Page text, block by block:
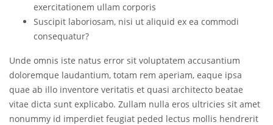
exercitationem ullam corporis
Suscipit laboriosam, nisi ut aliquid ex ea commodi
consequatur?
Unde omnis iste natus error sit voluptatem accusantium
doloremque laudantium, totam rem aperiam, eaque ipsa
quae ab illo inventore veritatis et quasi architecto beatae
vitae dicta sunt explicabo. Zullam nulla eros ultricies sit amet
nonummy id imperdiet feugiat peded lectus mollis hendrerit